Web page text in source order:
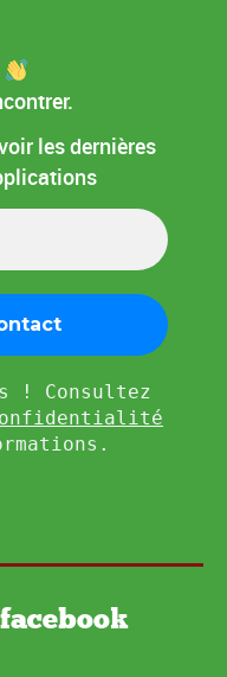
les dernières
! Consultez